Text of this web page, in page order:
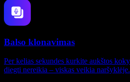
Balso klonavimas
Per kelias sekundes kurkite aukštos
diegti nereikia – viskas veikia naršyklėje.